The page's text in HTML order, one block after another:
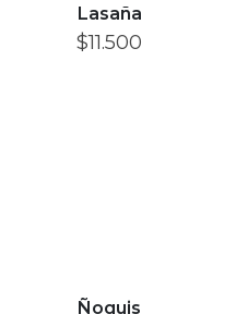
Lasaña
$11.500
Ñoquis